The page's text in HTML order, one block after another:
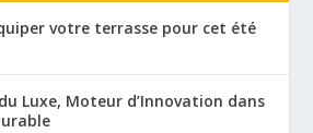
votre terrasse pour cet été
Luxe, Moteur d’Innovation dans